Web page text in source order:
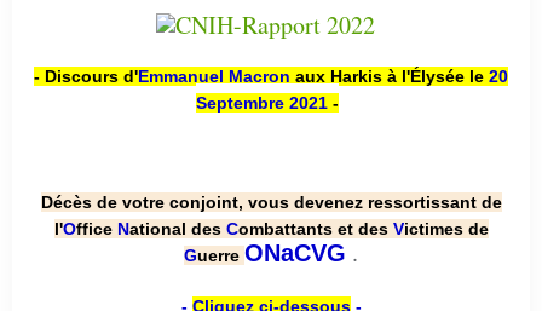
- Discours d'Emmanuel Macron aux Harkis à l'Élysée le 20
Septembre 2021 -
Décès de votre conjoint, vous devenez ressortissant de
l'Office National des Combattants et des Victimes de
Guerre ONaCVG .
- Cliquez ci-dessous-